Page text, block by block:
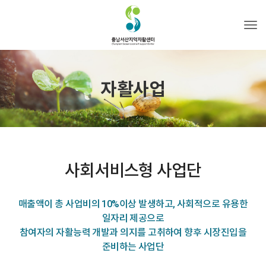
자활사업
사회서비스형 사업단
매출액이 총 사업비의 10%이상 발생하고, 사회적으로 유용한
일자리 제공으로
참여자의 자활능력 개발과 의지를 고취하여 향후 시장진입을
준비하는 사업단